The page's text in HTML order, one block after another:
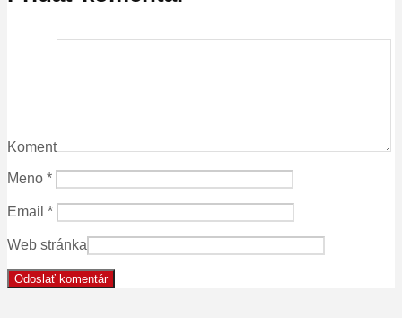
Koment
Meno *
Email *
Web stránka